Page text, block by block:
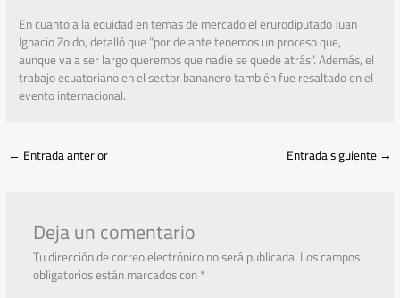
En cuanto a la equidad en temas de mercado el erurodiputado Juan
Ignacio Zoido, detalló que “por delante tenemos un proceso que,
aunque va a ser largo queremos que nadie se quede atrás”. Además, el
trabajo ecuatoriano en el sector bananero también fue resaltado en el
evento internacional.
← Entrada anterior Entrada siguiente→
Deja un comentario
Tu dirección de correo electrónico no será publicada.Los campos
obligatorios están marcados con*